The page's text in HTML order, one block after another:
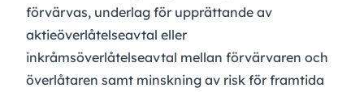
förvärvas, underlag för upprättande av
aktieöverlåtelseavtal eller
inkråmsöverlåtelseavtal mellan förvärvaren och
överlåtaren samt minskning av risk för framtida